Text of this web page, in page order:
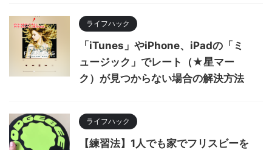
ライフハック
「iTunes」やiPhone、iPadの「ミ
ュージック」でレート（★星マー
ク）が見つからない場合の解決方法
ライフハック
【練習法】1人でも家でフリスビーを